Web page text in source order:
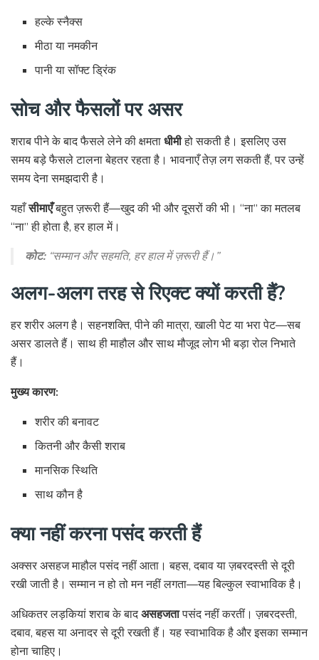
हल्के स्नैक्स
मीठा या नमकीन
पानी या सॉफ्ट ड्रिंक
सोच और फैसलों पर असर
शराब पीने के बाद फैसले लेने की क्षमताधीमीहो सकती है। इसलिए उस
समय बड़े फैसले टालना बेहतर रहता है। भावनाएँ तेज़ लग सकती हैं, पर उन्हें
समय देना समझदारी है।
यहाँसीमाएँबहुत ज़रूरी हैं—खुद की भी और दूसरों की भी। “ना” का मतलब
“ना” ही होता है, हर हाल में।
कोट:“सम्मान और सहमति, हर हाल में ज़रूरी हैं।”
अलग-अलग तरह से रिएक्ट क्यों करती हैं?
हर शरीर अलग है। सहनशक्ति, पीने की मात्रा, खाली पेट या भरा पेट—सब
असर डालते हैं। साथ ही माहौल और साथ मौजूद लोग भी बड़ा रोल निभाते
हैं।
मुख्य कारण:
शरीर की बनावट
कितनी और कैसी शराब
मानसिक स्थिति
साथ कौन है
क्या नहीं करना पसंद करती हैं
अक्सर असहज माहौल पसंद नहीं आता। बहस, दबाव या ज़बरदस्ती से दूरी
रखी जाती है। सम्मान न हो तो मन नहीं लगता—यह बिल्कुल स्वाभाविक है।
अधिकतर लड़कियां शराब के बादअसहजतापसंद नहीं करतीं। ज़बरदस्ती,
दबाव, बहस या अनादर से दूरी रखती हैं। यह स्वाभाविक है और इसका सम्मान
होना चाहिए।